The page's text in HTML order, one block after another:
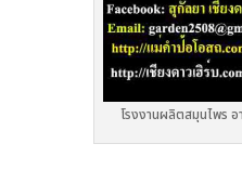
โรงงานผลิตสมุนไพร อ